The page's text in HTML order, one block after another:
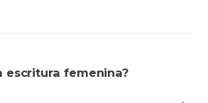
escritura femenina?